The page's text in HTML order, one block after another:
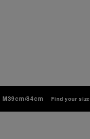
M39cm/84cm Find your size